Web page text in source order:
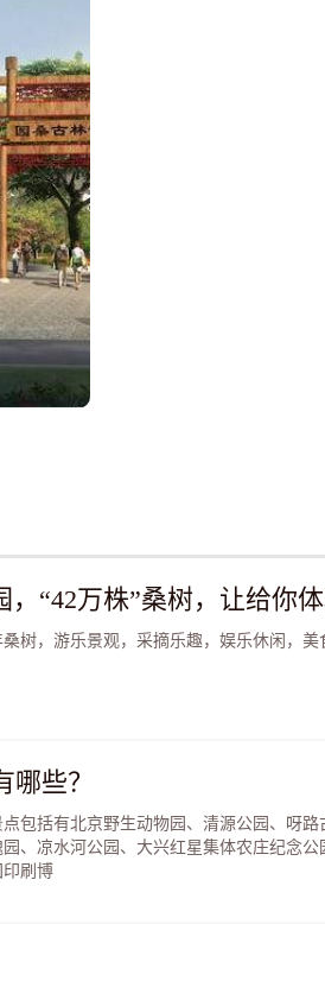
树，游乐景观，采摘乐趣，娱乐休闲，美
些？
包括有北京野生动物园、清源公园、呀路
、凉水河公园、大兴红星集体农庄纪念公
刷博